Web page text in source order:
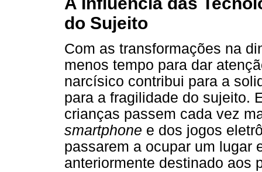
do Sujeito
Com as transformações na
menos tempo para dar
narcísico contribui para a
para a fragilidade do sujeito.
crianças passem cada vez
smartphone e dos jogos
passarem a ocupar um lugar
anteriormente destinado aos